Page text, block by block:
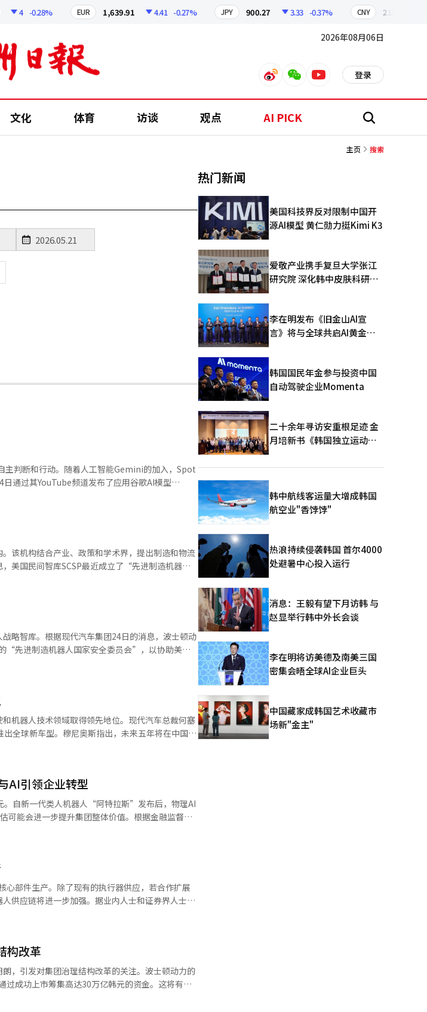
4 -0.28% EUR 1,639.91 4.41 -0.27% JPY 900.27 3.33 -0.37% CNY 210.38
2026年08月06日
weiboweixinyoutube 登录
文化 体育 访谈 观点 AI PICK 搜
主页 搜索
主判断和行动。随着人工智能Gemini的加入，Spot
通过其YouTube频道发布了应用谷歌AI模型
境并自主判断。它通过摄像头识别黑板上的任务
像、视频和文本信息，具备理解复杂情境的推理
Spot能检测地面水迹并发出警告，找到设备仪表
，通过无中断升级，Spot可以在不停止系统的情况
动力与谷歌的合作被视为提升机器人领域AI应用意
示：“凭借新的功能如仪表读取和更精确的判断能
技术展示扩展到人类日常生活和工业领域，以推
该机构结合产业、政策和学术界，提出制造和物流
美国民间智库SCSP最近成立了“先进制造机器人
政策方向。SCSP是2021年成立的非营利跨党派
达、AMD、通用汽车、密歇根大学、俄亥俄州立
“物理AI”领域的技术和产业应用经验。波士顿动力
任委员。他在机器人伦理和政策领域有丰富经验，
3月发布。主要任务包括建立国家层面的投资框
竞争力等。特别是缩小研究阶段技术与产业应用之
、工业机器人、基础设施检查等领域的应用经验，
机器人产业相关法规和支持政策具体化过程中，企
，而是在政策方向设定阶段获得影响力的契机。美
务部本月初召开了包括波士顿动力、英伟达、特斯
。舒尔曼副总裁在会上表示：“在政府对机器人
为与制造竞争力直接相关的领域。机器人技术不仅
设施。波士顿动力的企业价值也在上升。据一些投
工智能（AI）系统翻译与编辑。
略智库。根据现代汽车集团24日的消息，波士顿动
“先进制造机器人国家安全委员会”，以协助美国
·施密特领导，研究AI、机器人、半导体等技术对
根大学、俄亥俄州立大学和麻省理工学院工业绩效
兰登·舒尔曼将担任委员。委员会将制定国家战
合作缩小研究与实际应用之间的差距。具体措施包
应链和增强全球竞争力等。委员会将在一年内活
战场，美国正积极推动相关产业发展。3月10日，
政策方向。”※ 本报道经人工智能（AI）系统翻译
机器人技术领域取得领先地位。现代汽车总裁何塞
全球新车型。穆尼奥斯指出，未来五年将在中国推
胜和新款雅绅特。在北美市场，计划2027年推出
，计划在美国生产的IONIQ 5上安装自动驾驶功
最先进的人形机器人之一，公司将开发改变汽车制
发扬创始人郑周永的精神，把不确定性转化为机
AI引领企业转型
。自新一代类人机器人“阿特拉斯”发布后，物理AI
可能会进一步提升集团整体价值。根据金融监督院
士顿动力追加投资约891亿韩元，持股比例从
30%，现代摩比斯20%，现代格罗维斯10%。企
力今年初发布了新一代电动类人机器人“阿特拉
汽车集团在CES 2026上公布了机器人业务战略
工厂优先使用，并逐步扩展到物流和制造流程，
示转化为实际生产力提升，企业价值还有上升空
年，全球类人机器人市场规模将扩大到数百万台，
，考虑到当前的财务结构，短期内盈利能力仍是一
导致净亏损超过5000亿韩元。作为技术开发阶段
速度和盈利模式的扩展。与工业机器人不同，类人
波动性。IPO的推进也是关注焦点。业内人士称波
部件生产。除了现有的执行器供应，若合作扩展
供应链将进一步加强。据业内人士和证券界人士透
要部件的量产合作。讨论的部件包括抓手、感知
汽车零部件生产方面的经验，可以在大规模生产过
外订单的部件。抓手负责机器人抓取或操作物体的
市场估计，抓手占类人机器人硬件成本的约20%。
觉传感器能够精确感知外部压力，可以判断物体
汽车集团计划综合考虑抓手以外部件的预期产量和
构改革
，引发对集团治理结构改革的关注。波士顿动力的
成功上市筹集高达30万亿韩元的资金。这将有助
已开始推进机器人和AI业务的商业化，并启动波士
热门新闻
美国科技界反对限制中国开
源AI模型 黄仁勋力挺Kimi K3
爱敬产业携手复旦大学张江
研究院 深化韩中皮肤科研合
李在明发布《旧金山AI宣
言》将与全球共启AI黄金时
韩国国民年金参与投资中国
自动驾驶企业Momenta
二十余年寻访安重根足迹 金
月培新书《韩国独立运动圣
版
韩中航线客运量大增成韩国
航空业"香饽饽"
热浪持续侵袭韩国 首尔4000
处避暑中心投入运行
消息：王毅有望下月访韩 与
赵显举行韩中外长会谈
李在明将访美德及南美三国
密集会晤全球AI企业巨头
中国藏家成韩国艺术收藏市
场新"金主"